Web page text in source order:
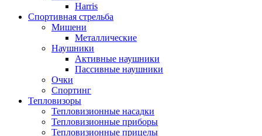
Harris
Спортивная стрельба
Мишени
Металлические
Наушники
Активные наушники
Пассивные наушники
Очки
Спортинг
Тепловизоры
Тепловизионные насадки
Тепловизионные приборы
Тепловизионные прицелы